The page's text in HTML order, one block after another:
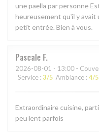
une paella par personne
heureusement qu'il y avait
petit entrée. Bien à vous.
Pascale F
2026-08-01 - 13:00 -
Service : 3/5 Ambiance : 4/5
Extraordinaire cuisine,
peu lent parfois